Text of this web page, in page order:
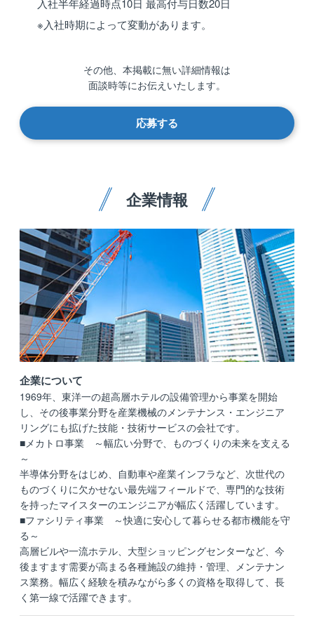
入社半年経過時点10日 最高付与日数20日
※入社時期によって変動があります。
その他、本掲載に無い詳細情報は
面談時等にお伝えいたします。
応募する
企業情報
企業について
1969年、東洋一の超高層ホテルの設備管理から事業を開始
し、その後事業分野を産業機械のメンテナンス・エンジニア
リングにも拡げた技能・技術サービスの会社です。
■メカトロ事業 ～幅広い分野で、ものづくりの未来を支える
～
半導体分野をはじめ、自動車や産業インフラなど、次世代の
ものづくりに欠かせない最先端フィールドで、専門的な技術
を持ったマイスターのエンジニアが幅広く活躍しています。
■ファシリティ事業 ～快適に安心して暮らせる都市機能を守
る～
高層ビルや一流ホテル、大型ショッピングセンターなど、今
後ますます需要が高まる各種施設の維持・管理、メンテナン
ス業務。幅広く経験を積みながら多くの資格を取得して、長
く第一線で活躍できます。